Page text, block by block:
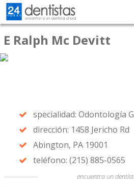
E Ralph Mc Devitt
specialidad: Odontología
dirección: 1458 Jericho Rd
Abington, PA 19001
teléfono: (215) 885-0565
encuentra un